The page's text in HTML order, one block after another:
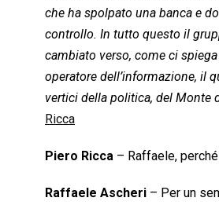
e
b
o
o
k
t
s
A
p
p
k
e
d
I
n
e
a
d
s
i
l
che ha spolpato una banca e
controllo. In tutto questo il
cambiato verso, come ci
operatore dell’informazione, il
vertici della politica, del Monte
Ricca
Piero Ricca – Raffaele,
Raffaele Ascheri – Per un